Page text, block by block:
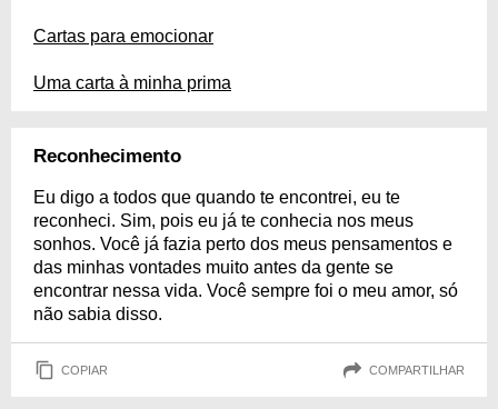
Cartas para emocionar
Uma carta à minha prima
Reconhecimento
Eu digo a todos que quando te encontrei, eu te
reconheci. Sim, pois eu já te conhecia nos meus
sonhos. Você já fazia perto dos meus pensamentos e
das minhas vontades muito antes da gente se
encontrar nessa vida. Você sempre foi o meu amor, só
não sabia disso.
COPIAR COMPARTILHAR